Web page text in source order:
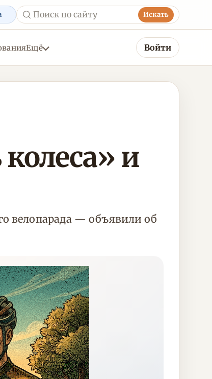
Искать
Ещё Войти
и
велопарада — объявили об